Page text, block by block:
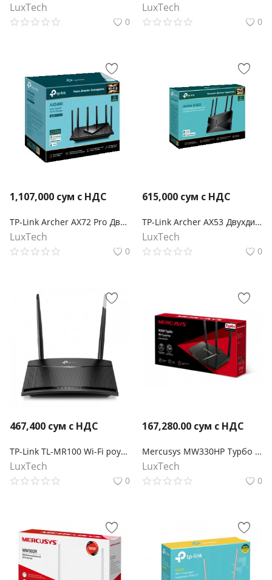
LuxTech
0
LuxTech
0
1,107,000 сум с НДС
TP-Link Archer AX72 Pro Двухдиапазонный гигабитный маршрутизатор Wi-Fi 6 AX5400
LuxTech
0
615,000 сум с НДС
TP-Link Archer AX53 Двухдиапазонный гигабитный Wi‑Fi роутер AX3000 с поддержкой Mesh
LuxTech
0
467,400 сум с НДС
TP-Link TL-MR100 Wi-Fi роутер N300 с поддержкой 4G LTE
LuxTech
0
167,280.00 сум с НДС
Mercusys MW330HP Турбо Wi‑Fi роутер N300
LuxTech
0